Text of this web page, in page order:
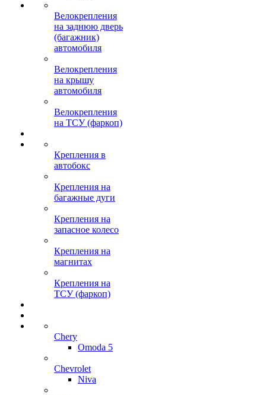
Велокрепления
на заднюю дверь
(багажник)
автомобиля
Велокрепления
на крышу
автомобиля
Велокрепления
на ТСУ (фаркоп)
Крепления в
автобокс
Крепления на
багажные дуги
Крепления на
запасное колесо
Крепления на
магнитах
Крепления на
ТСУ (фаркоп)
Chery
Omoda 5
Chevrolet
Niva